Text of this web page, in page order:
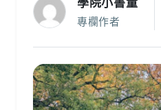
專欄作者